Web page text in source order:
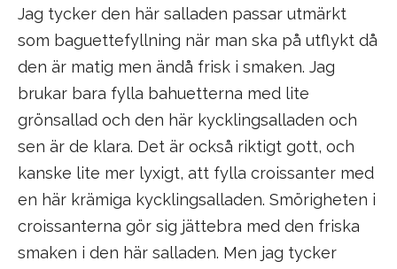
Jag tycker den här salladen passar utmärkt
som baguettefyllning när man ska på utflykt då
den är matig men ändå frisk i smaken. Jag
brukar bara fylla bahuetterna med lite
grönsallad och den här kycklingsalladen och
sen är de klara. Det är också riktigt gott, och
kanske lite mer lyxigt, att fylla croissanter med
en här krämiga kycklingsalladen. Smörigheten i
croissanterna gör sig jättebra med den friska
smaken i den här salladen. Men jag tycker